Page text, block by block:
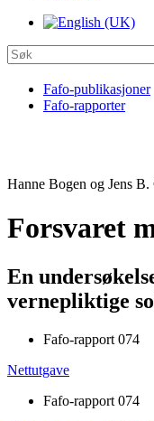
Fafo-publikasjoner
Fafo-rapporter
Hanne Bogen og Jens B.
Forsvaret
En
vernepliktige
Fafo-rapport 074
Nettutgave
Fafo-rapport 074